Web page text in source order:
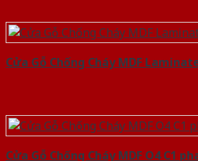
Cửa Gỗ Chống Cháy MDF
Cửa Gỗ Chống Cháy MDF O4 C1